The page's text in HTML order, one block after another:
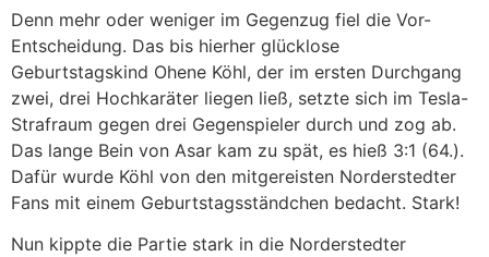
Denn mehr oder weniger im Gegenzug fiel die Vor-
Entscheidung. Das bis hierher glücklose
Geburtstagskind Ohene Köhl, der im ersten Durchgang
zwei, drei Hochkaräter liegen ließ, setzte sich im Tesla-
Strafraum gegen drei Gegenspieler durch und zog ab.
Das lange Bein von Asar kam zu spät, es hieß 3:1 (64.).
Dafür wurde Köhl von den mitgereisten Norderstedter
Fans mit einem Geburtstagsständchen bedacht. Stark!
Nun kippte die Partie stark in die Norderstedter